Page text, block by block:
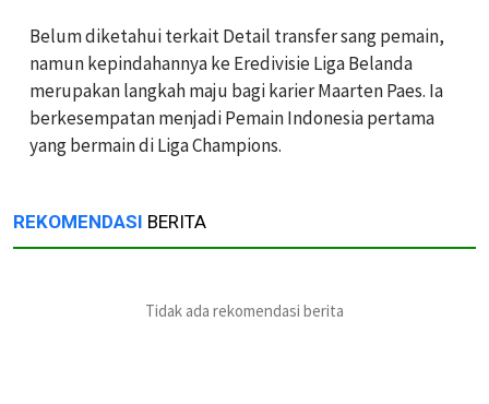
Belum diketahui terkait Detail transfer sang pemain,
namun kepindahannya ke Eredivisie Liga Belanda
merupakan langkah maju bagi karier Maarten Paes. Ia
berkesempatan menjadi Pemain Indonesia pertama
yang bermain di Liga Champions.
REKOMENDASI BERITA
Tidak ada rekomendasi berita